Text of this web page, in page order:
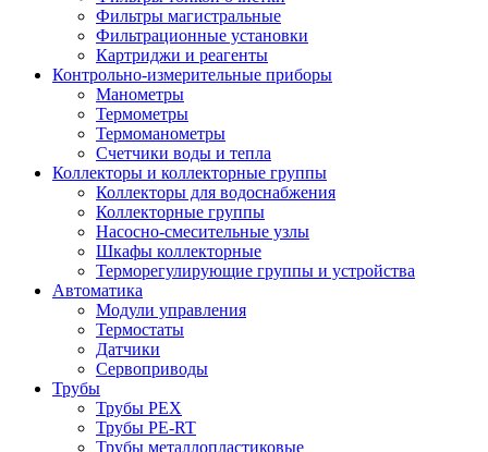
Фильтры магистральные
Фильтрационные установки
Картриджи и реагенты
Контрольно-измерительные приборы
Манометры
Термометры
Термоманометры
Счетчики воды и тепла
Коллекторы и коллекторные группы
Коллекторы для водоснабжения
Коллекторные группы
Насосно-смесительные узлы
Шкафы коллекторные
Терморегулирующие группы и устройства
Автоматика
Модули управления
Термостаты
Датчики
Сервоприводы
Трубы
Трубы PEX
Трубы PE-RT
Трубы металлопластиковые